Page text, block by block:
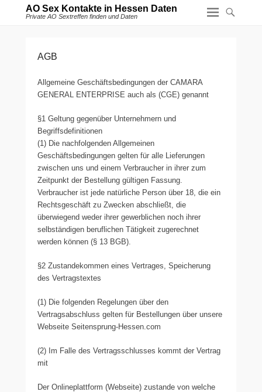
AO Sex Kontakte in Hessen Daten
Private AO Sextreffen finden und Daten
AGB
Allgemeine Geschäftsbedingungen der CAMARA
GENERAL ENTERPRISE auch als (CGE) genannt
§1 Geltung gegenüber Unternehmern und
Begriffsdefinitionen
(1) Die nachfolgenden Allgemeinen
Geschäftsbedingungen gelten für alle Lieferungen
zwischen uns und einem Verbraucher in ihrer zum
Zeitpunkt der Bestellung gültigen Fassung.
Verbraucher ist jede natürliche Person über 18, die ein
Rechtsgeschäft zu Zwecken abschließt, die
überwiegend weder ihrer gewerblichen noch ihrer
selbständigen beruflichen Tätigkeit zugerechnet
werden können (§ 13 BGB).
§2 Zustandekommen eines Vertrages, Speicherung
des Vertragstextes
(1) Die folgenden Regelungen über den
Vertragsabschluss gelten für Bestellungen über unsere
Webseite Seitensprung-Hessen.com
(2) Im Falle des Vertragsschlusses kommt der Vertrag
mit
Der Onlineplattform (Webseite) zustande von welche